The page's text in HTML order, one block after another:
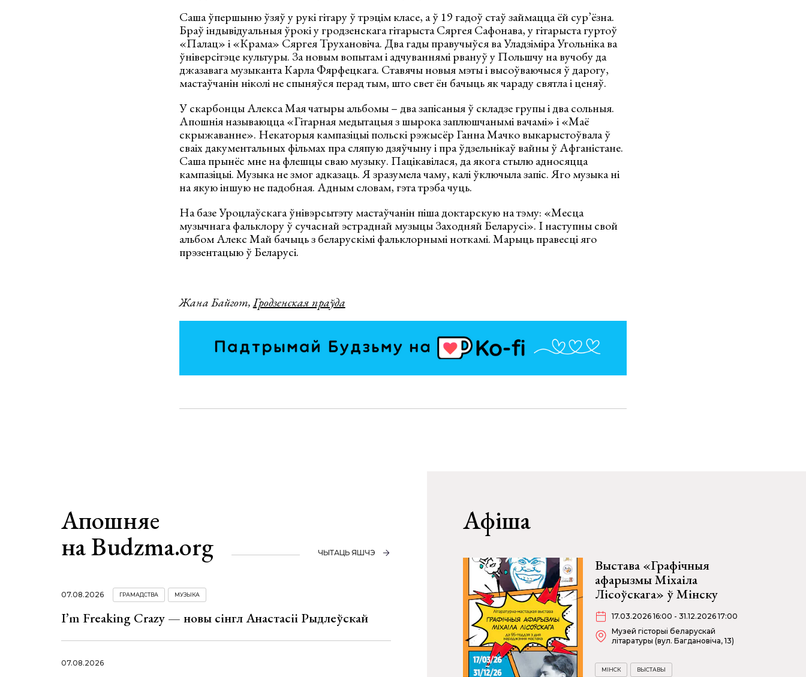
Саша ўпершыню ўзяў у рукі гітару ў трэцім класе, а ў 19 гадоў стаў займацца ёй сур’ёзна.
Браў індывідуальныя ўрокі у гродзенскага гітарыста Сяргея Сафонава, у гітарыста гуртоў
«Палац» і «Крама» Сяргея Трухановіча. Два гады правучыўся ва Уладзіміра Угольніка ва
ўніверсітэце культуры. За новым вопытам і адчуваннямі рвануў у Польшчу на вучобу да
джазавага музыканта Карла Фярфецкага. Ставячы новыя мэты і высоўваючыся ў дарогу,
мастаўчанін ніколі не спыняўся перад тым, што свет ён бачыць як чараду святла і ценяў.
У скарбонцы Алекса Мая чатыры альбомы – два запісаныя ў складзе групы і два сольныя.
Апошнія называюцца «Гітарная медытацыя з шырока заплюшчанымі вачамі» і «Маё
скрыжаванне». Некаторыя кампазіцыі польскі рэжысёр Ганна Мачко выкарыстоўвала ў
сваіх дакументальных фільмах пра сляпую дзяўчыну і пра ўдзельнікаў вайны ў Афганістане.
Саша прынёс мне на флешцы сваю музыку. Пацікавілася, да якога стылю адносяцца
кампазіцыі. Музыка не змог адказаць. Я зразумела чаму, калі ўключыла запіс. Яго музыка ні
на якую іншую не падобная. Адным словам, гэта трэба чуць.
На базе Уроцлаўскага ўнівэрсытэту мастаўчанін піша доктарскую на тэму: «Месца
музычнага фальклору ў сучаснай эстраднай музыцы Заходняй Беларусі». І наступны свой
альбом Алекс Май бачыць з беларускімі фальклорнымі ноткамі. Марыць правесці яго
прэзентацыю ў Беларусі.
Жана Байгот,Гродзенская праўда
Апошняе
на Budzma.org
ЧЫТАЦЬ ЯШЧЭ
07.08.2026 ГРАМАДСТВА МУЗЫКА
I’m Freaking Crazy — новы сінгл Анастасіі Рыдлеўскай
07.08.2026
Афіша
Выстава «Графічныя
афарызмы Міхаіла
Лісоўскага» ў Мінску
17.03.2026 16:00 - 31.12.2026 17:00
Музей гісторыі беларускай
літаратуры (вул. Багдановіча, 13)
МІНСК ВЫСТАВЫ